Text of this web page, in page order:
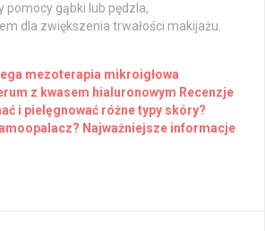
pomocy gąbki lub pędzla,
dla zwiększenia trwałości makijażu.
mezoterapia mikroigłowa
z kwasem hialuronowym Recenzje
i pielęgnować różne typy skóry?
Najważniejsze informacje